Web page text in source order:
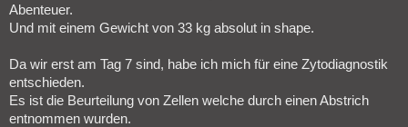
Abenteuer.
Und mit einem Gewicht von 33 kg absolut in shape.
Da wir erst am Tag 7 sind, habe ich mich für eine Zytodiagnostik
entschieden.
Es ist die Beurteilung von Zellen welche durch einen Abstrich
entnommen wurden.